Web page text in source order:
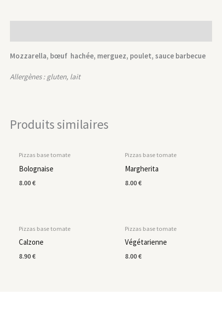
Mozzarella, bœuf hachée, merguez, poulet, sauce barbecue
Allergènes : gluten, lait
Produits similaires
Pizzas base tomate
Bolognaise
8.00€
Pizzas base tomate
Margherita
8.00€
Pizzas base tomate
Calzone
8.90€
Pizzas base tomate
Végétarienne
8.00€